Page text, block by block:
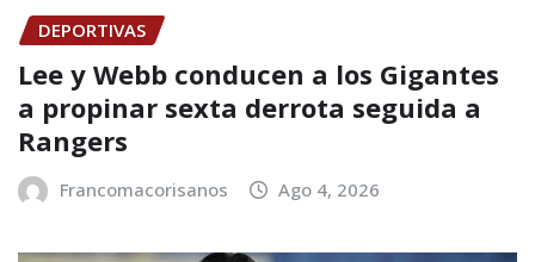
DEPORTIVAS
Lee y Webb conducen a los Gigantes
a propinar sexta derrota seguida a
Rangers
Francomacorisanos Ago 4, 2026